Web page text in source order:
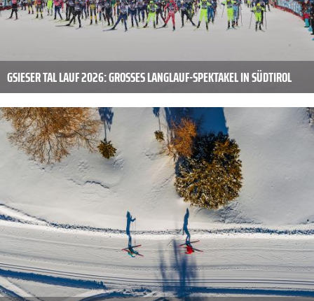
GSIESER TAL LAUF 2026: GROSSES LANGLAUF-SPEKTAKEL IN SÜDTIROL